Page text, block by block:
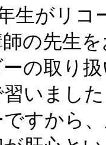
生がリ
の先生
の取り
いまし
すから